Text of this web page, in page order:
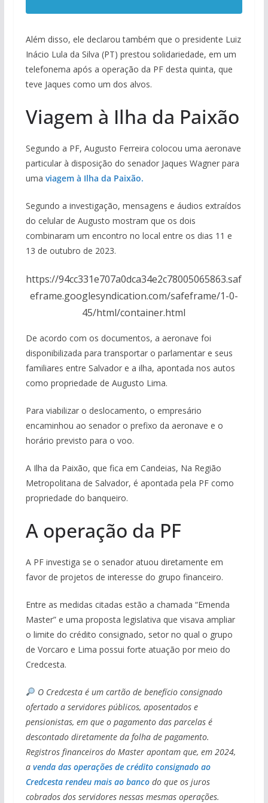
Além disso, ele declarou também que o presidente Luiz
Inácio Lula da Silva (PT) prestou solidariedade, em um
telefonema após a operação da PF desta quinta, que
teve Jaques como um dos alvos.
Viagem à Ilha da Paixão
Segundo a PF, Augusto Ferreira colocou uma aeronave
particular à disposição do senador Jaques Wagner para
uma viagem à Ilha da Paixão.
Segundo a investigação, mensagens e áudios extraídos
do celular de Augusto mostram que os dois
combinaram um encontro no local entre os dias 11 e
13 de outubro de 2023.
https://94cc331e707a0dca34e2c78005065863.saf
eframe.googlesyndication.com/safeframe/1-0-
45/html/container.html
De acordo com os documentos, a aeronave foi
disponibilizada para transportar o parlamentar e seus
familiares entre Salvador e a ilha, apontada nos autos
como propriedade de Augusto Lima.
Para viabilizar o deslocamento, o empresário
encaminhou ao senador o prefixo da aeronave e o
horário previsto para o voo.
A Ilha da Paixão, que fica em Candeias, Na Região
Metropolitana de Salvador, é apontada pela PF como
propriedade do banqueiro.
A operação da PF
A PF investiga se o senador atuou diretamente em
favor de projetos de interesse do grupo financeiro.
Entre as medidas citadas estão a chamada “Emenda
Master” e uma proposta legislativa que visava ampliar
o limite do crédito consignado, setor no qual o grupo
de Vorcaro e Lima possui forte atuação por meio do
Credcesta.
O Credcesta é um cartão de benefício consignado
ofertado a servidores públicos, aposentados e
pensionistas, em que o pagamento das parcelas é
descontado diretamente da folha de pagamento.
Registros financeiros do Master apontam que, em 2024,
avenda das operações de crédito consignado ao
Credcesta rendeu mais ao bancodo que os juros
cobrados dos servidores nessas mesmas operações.